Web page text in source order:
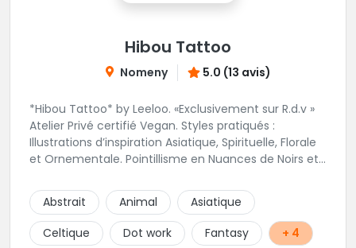
Hibou Tattoo
Nomeny 5.0 (13 avis)
*Hibou Tattoo* by Leeloo. «Exclusivement sur R.d.v »
Atelier Privé certifié Vegan. Styles pratiqués :
Illustrations d’inspiration Asiatique, Spirituelle, Florale
et Ornementale. Pointillisme en Nuances de Noirs et
de l’Atelier :
https://www.facebook.com/HibouTattoos
Abstrait Animal
Asiatique
Celtique
Dot work Fantasy + 4